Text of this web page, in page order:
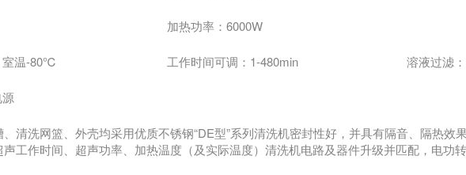
加热功率：6000W
室温-80℃ 工作时间可调：1-480min 溶液过滤
清洗网篮、外壳均采用优质不锈钢“DE型”系列清洗机密封性好，并具有隔音、隔热效
工作时间、超声功率、加热温度（及实际温度）清洗机电路及器件升级并匹配，电功